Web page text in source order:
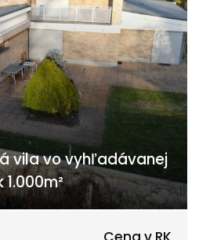
vila vo vyhľadávanej